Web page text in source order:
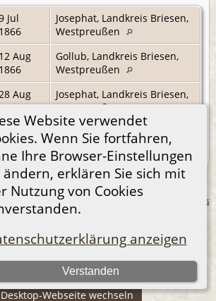
Website verwendet
Wenn Sie fortfahren,
Ihre Browser-Einstellungen
ändern, erklären Sie sich mit
Nutzung von Cookies
anzeigen
Verstanden
Jul
1866
Josephat, Landkreis Briesen,
Westpreußen
12 Aug
1866
Gollub, Landkreis Briesen,
Westpreußen
28 Aug
Josephat, Landkreis Briesen,
Westpreußen
31 Aug
Josephat, Landkreis Briesen,
Westpreußen
aus Berlin. - erstellt und betreut von
Andreas
© 2014-2026 Alle Rechte vorbehalten.
von Darrin Lythgoe © 2001-2026.
Datenschutzerklärung
--- Self-Hosted at home ---
Webseite wechseln